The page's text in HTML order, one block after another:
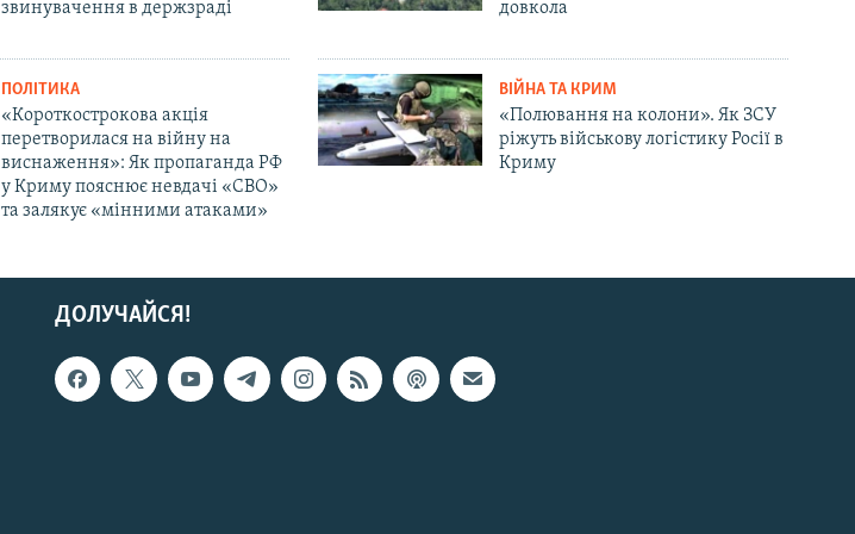
звинувачення в держзраді довкола
ПОЛІТИКА
«Короткострокова акція
перетворилася на війну на
виснаження»: Як пропаганда РФ
у Криму пояснює невдачі «СВО»
та залякує «мінними атаками»
ВІЙНА ТА КРИМ
«Полювання на колони». Як ЗСУ
ріжуть військову логістику Росії в
Криму
ДОЛУЧАЙСЯ!